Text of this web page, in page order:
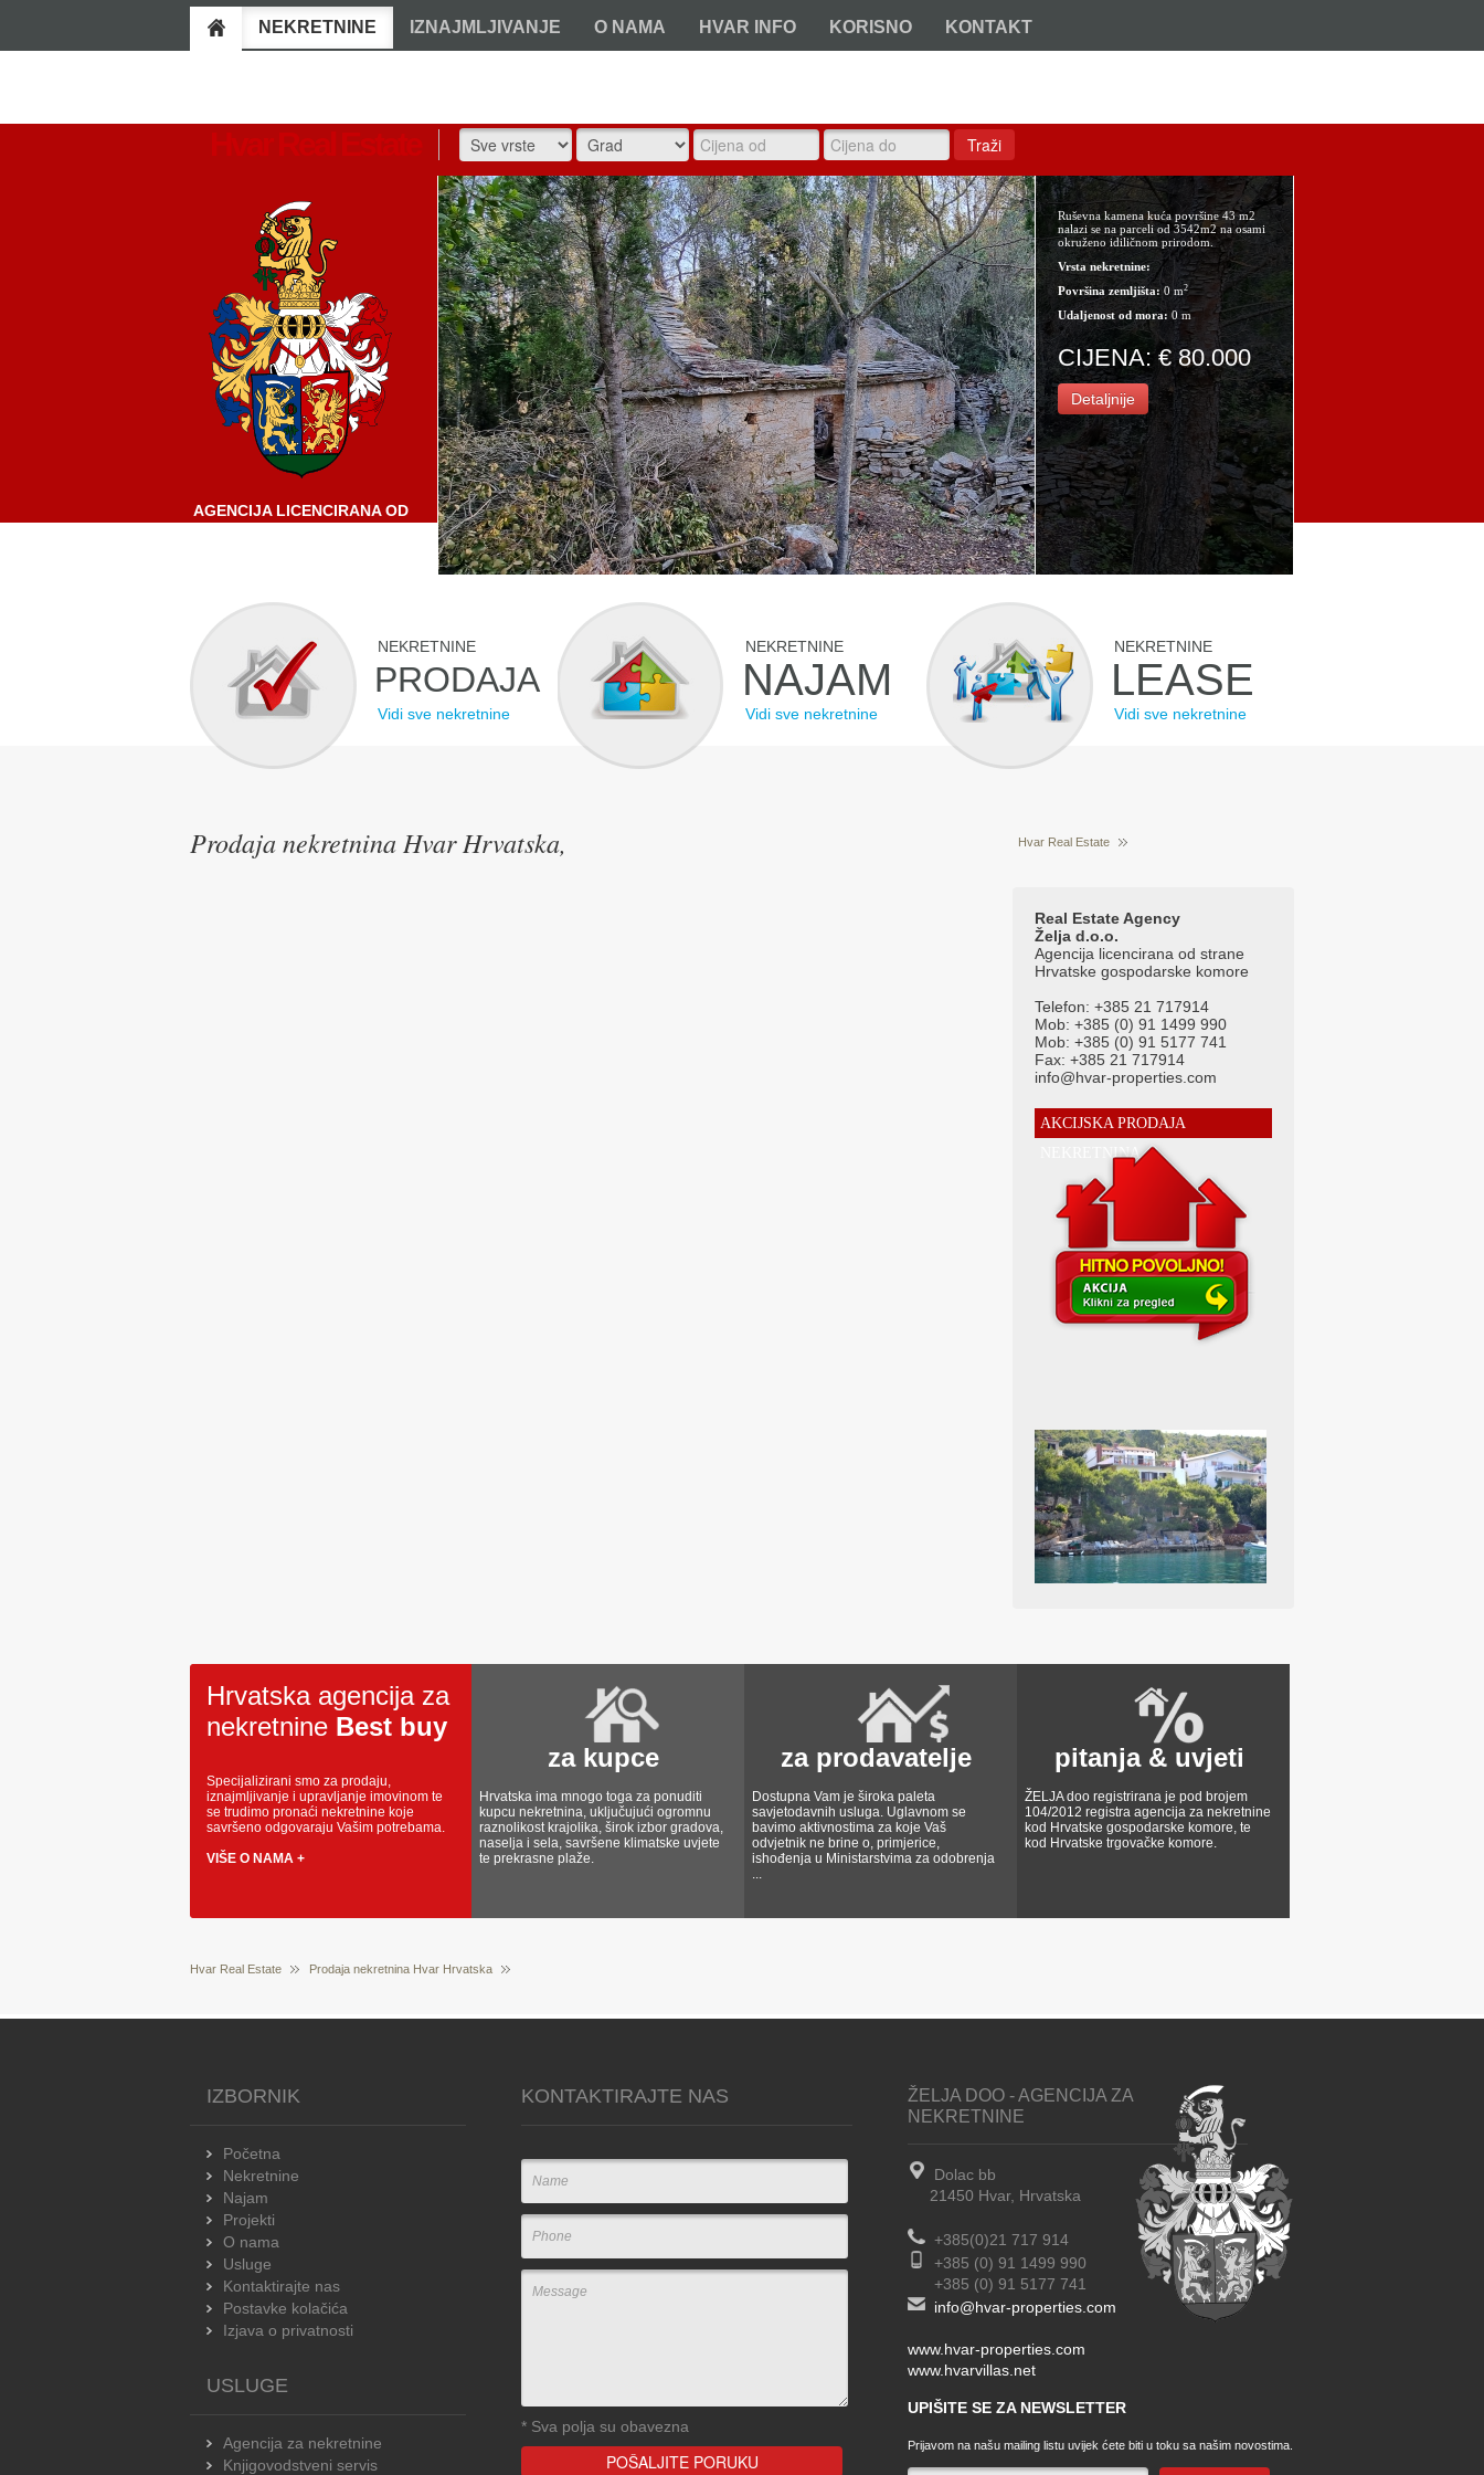
NEKRETNINE IZNAJMLJIVANJE O NAMA HVAR INFO KORISNO KONTAKT
Traži
AGENCIJA LICENCIRANA OD
STRANE HRVATSKE
Ruševna kamena kuća površine 43 m2
nalazi se na parceli od 3542m2 na osami
okruženo idiličnom prirodom.
Vrsta nekretnine:
Površina zemljišta:0 m2
Udaljenost od mora: 0 m
CIJENA: € 80.000
Detaljnije
NEKRETNINE
PRODAJA
Vidi sve nekretnine
NEKRETNINE
NAJAM
Vidi sve nekretnine
NEKRETNINE
LEASE
Vidi sve nekretnine
Prodaja nekretnina Hvar Hrvatska, Hvar Real Estate
Real Estate Agency
Želja d.o.o.
Agencija licencirana od strane
Hrvatske gospodarske komore
Telefon: +385 21 717914
Mob: +385 (0) 91 1499 990
Mob: +385 (0) 91 5177 741
Fax: +385 21 717914
info@hvar-properties.com
AKCIJSKA PRODAJA
NEKRETNINA
Hrvatska agencija za
nekretnine Best buy
Specijalizirani smo za prodaju,
iznajmljivanje i upravljanje imovinom te
se trudimo pronaći nekretnine koje
savršeno odgovaraju Vašim potrebama.
VIŠE O NAMA +
za kupce
Hrvatska ima mnogo toga za ponuditi
kupcu nekretnina, uključujući ogromnu
raznolikost krajolika, širok izbor gradova,
naselja i sela, savršene klimatske uvjete
te prekrasne plaže.
za prodavatelje
Dostupna Vam je široka paleta
savjetodavnih usluga. Uglavnom se
bavimo aktivnostima za koje Vaš
odvjetnik ne brine o, primjerice,
ishođenja u Ministarstvima za odobrenja
...
pitanja & uvjeti
ŽELJA doo registrirana je pod brojem
104/2012 registra agencija za nekretnine
kod Hrvatske gospodarske komore, te
kod Hrvatske trgovačke komore.
Hvar Real Estate Prodaja nekretnina Hvar Hrvatska
IZBORNIK
Početna
Nekretnine
Najam
Projekti
O nama
Usluge
Kontaktirajte nas
Postavke kolačića
Izjava o privatnosti
USLUGE
Agencija za nekretnine
Knjigovodstveni servis
KONTAKTIRAJTE NAS
* Sva polja su obavezna
ŽELJA DOO - AGENCIJA ZA
NEKRETNINE
Dolac bb
21450 Hvar, Hrvatska
+385(0)21 717 914
+385 (0) 91 1499 990
+385 (0) 91 5177 741
info@hvar-properties.com
www.hvar-properties.com
www.hvarvillas.net
UPIŠITE SE ZA NEWSLETTER
Prijavom na našu mailing listu uvijek ćete biti u toku sa našim novostima.